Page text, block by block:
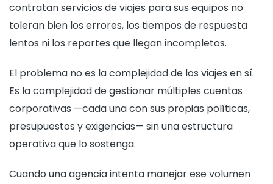
contratan servicios de viajes para sus equipos no
toleran bien los errores, los tiempos de respuesta
lentos ni los reportes que llegan incompletos.
El problema no es la complejidad de los viajes en sí.
Es la complejidad de gestionar múltiples cuentas
corporativas —cada una con sus propias políticas,
presupuestos y exigencias— sin una estructura
operativa que lo sostenga.
Cuando una agencia intenta manejar ese volumen